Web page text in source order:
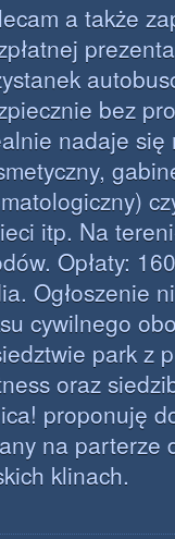
a także
bez
nadaje
itp. Na
Opłaty:
Ogłoszenie
cywilnego
park z
oraz
proponuję
na parterze
klinach.